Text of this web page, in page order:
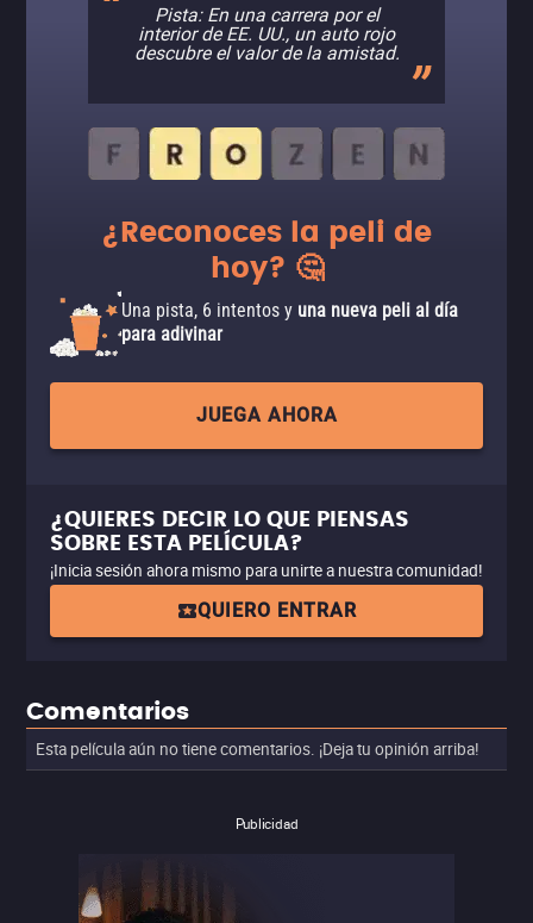
Pista: En una carrera por el
interior de EE. UU., un auto rojo
descubre el valor de la amistad.
¿Reconoces la peli de
hoy? 🤔
Una pista, 6 intentos y una nueva peli al día
para adivinar
JUEGA AHORA
¿QUIERES DECIR LO QUE PIENSAS
SOBRE ESTA PELÍCULA?
¡Inicia sesión ahora mismo para unirte a nuestra comunidad!
QUIERO ENTRAR
Comentarios
Esta película aún no tiene comentarios. ¡Deja tu opinión arriba!
Publicidad